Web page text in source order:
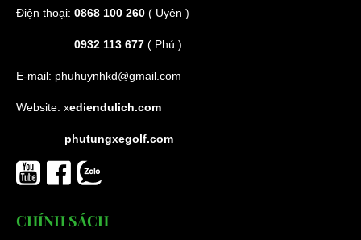
Điện thoại: 0868 100 260 ( Uyên )
0932 113 677 ( Phú )
E-mail: phuhuynhkd@gmail.com
Website: xediendulich.com
phutungxegolf.com
CHÍNH SÁCH